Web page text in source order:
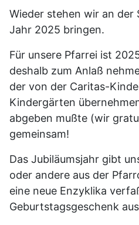
Wieder stehen wir an der
Jahr 2025 bringen.
Für unsere Pfarrei ist
deshalb zum Anlaß
der von der Caritas-
Kindergärten
abgeben mußte (wir
gemeinsam!
Das Jubiläumsjahr gibt
oder andere aus der
eine neue Enzyklika
Geburtstagsgeschenk